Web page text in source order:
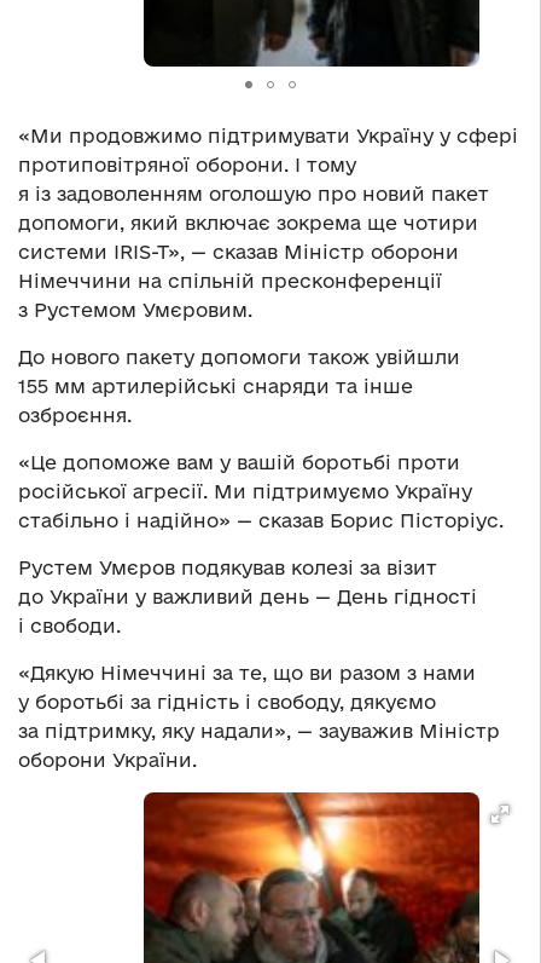
«Ми продовжимо підтримувати Україну у сфері
протиповітряної оборони. І тому
я із задоволенням оголошую про новий пакет
допомоги, який включає зокрема ще чотири
системи IRIS-T», — сказав Міністр оборони
Німеччини на спільній пресконференції
з Рустемом Умєровим.
До нового пакету допомоги також увійшли
155 мм артилерійські снаряди та інше
озброєння.
«Це допоможе вам у вашій боротьбі проти
російської агресії. Ми підтримуємо Україну
стабільно і надійно» — сказав Борис Пісторіус.
Рустем Умєров подякував колезі за візит
до України у важливий день — День гідності
і свободи.
«Дякую Німеччині за те, що ви разом з нами
у боротьбі за гідність і свободу, дякуємо
за підтримку, яку надали», — зауважив Міністр
оборони України.